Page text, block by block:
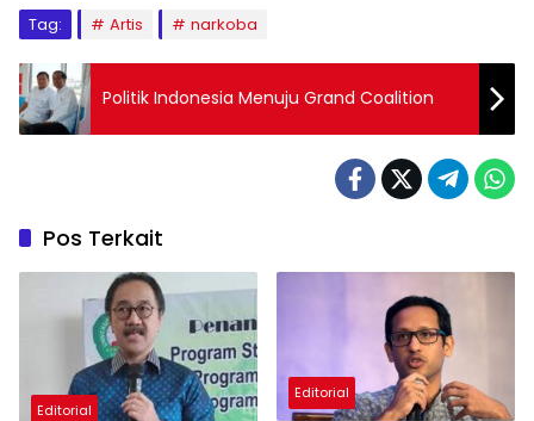
Tag: Artis narkoba
Politik Indonesia Menuju Grand Coalition
Pos Terkait
Editorial
Editorial